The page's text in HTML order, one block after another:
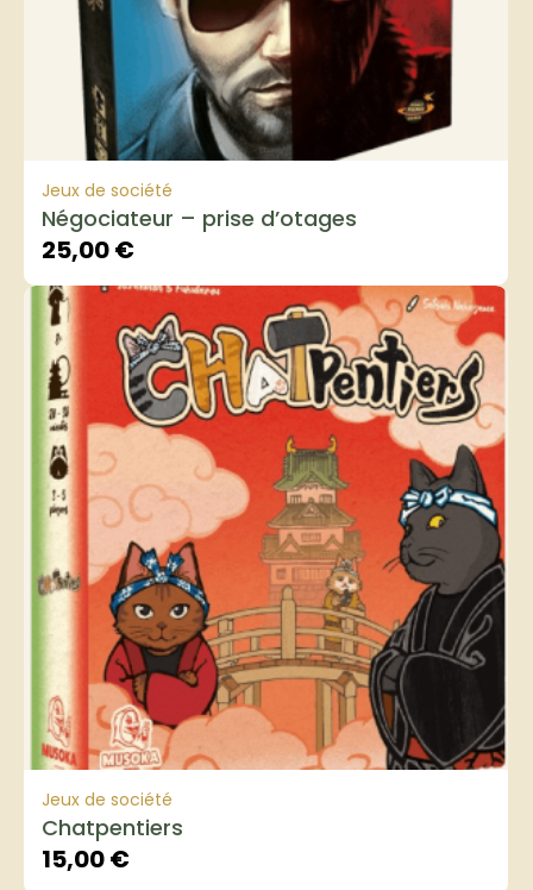
Jeux de société
Négociateur – prise d’otages
25,00€
Jeux de société
Chatpentiers
15,00€